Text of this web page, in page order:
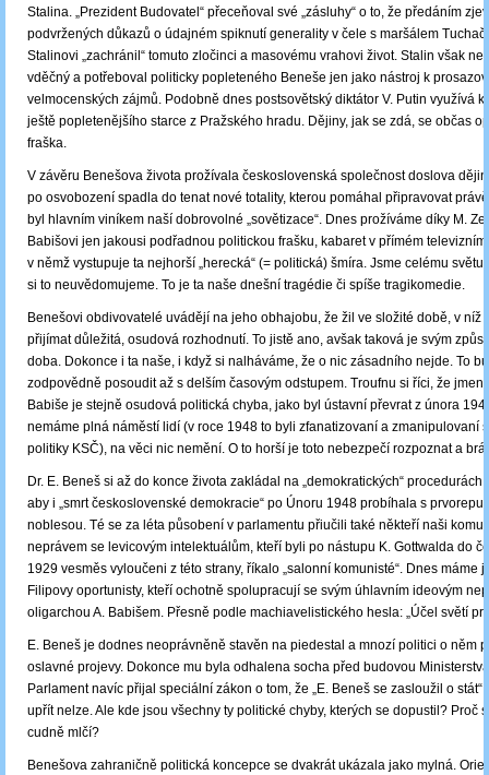
Stalina. „Prezident Budovatel“ přeceňoval své „zásluhy“ o to, že předáním
podvržených důkazů o údajném spiknutí generality v čele s maršálem
Stalinovi „zachránil“ tomuto zločinci a masovému vrahovi život. Stalin však
vděčný a potřeboval politicky popleteného Beneše jen jako nástroj k
velmocenských zájmů. Podobně dnes postsovětský diktátor V. Putin využívá k
ještě popletenějšího starce z Pražského hradu. Dějiny, jak se zdá, se občas
fraška.
V závěru Benešova života prožívala československá společnost doslova
po osvobození spadla do tenat nové totality, kterou pomáhal připravovat
byl hlavním viníkem naší dobrovolné „sovětizace“. Dnes prožíváme díky M.
Babišovi jen jakousi podřadnou politickou frašku, kabaret v přímém
v němž vystupuje ta nejhorší „herecká“ (= politická) šmíra. Jsme celému světu
si to neuvědomujeme. To je ta naše dnešní tragédie či spíše tragikomedie.
Benešovi obdivovatelé uvádějí na jeho obhajobu, že žil ve složité době, v níž
přijímat důležitá, osudová rozhodnutí. To jistě ano, avšak taková je svým
doba. Dokonce i ta naše, i když si nalháváme, že o nic zásadního nejde. To
zodpovědně posoudit až s delším časovým odstupem. Troufnu si říci, že
Babiše je stejně osudová politická chyba, jako byl ústavní převrat z února
nemáme plná náměstí lidí (v roce 1948 to byli zfanatizovaní a zmanipulovaní
politiky KSČ), na věci nic nemění. O to horší je toto nebezpečí rozpoznat a
Dr. E. Beneš si až do konce života zakládal na „demokratických“
aby i „smrt československé demokracie“ po Únoru 1948 probíhala s
noblesou. Té se za léta působení v parlamentu přiučili také někteří naši
neprávem se levicovým intelektuálům, kteří byli po nástupu K. Gottwalda do
1929 vesměs vyloučeni z této strany, říkalo „salonní komunisté“. Dnes máme
Filipovy oportunisty, kteří ochotně spolupracují se svým úhlavním ideovým
oligarchou A. Babišem. Přesně podle machiavelistického hesla: „Účel světí
E. Beneš je dodnes neoprávněně stavěn na piedestal a mnozí politici o něm
oslavné projevy. Dokonce mu byla odhalena socha před budovou
Parlament navíc přijal speciální zákon o tom, že „E. Beneš se zasloužil o stát“.
upřít nelze. Ale kde jsou všechny ty politické chyby, kterých se dopustil? Proč
cudně mlčí?
Benešova zahraničně politická koncepce se dvakrát ukázala jako mylná.